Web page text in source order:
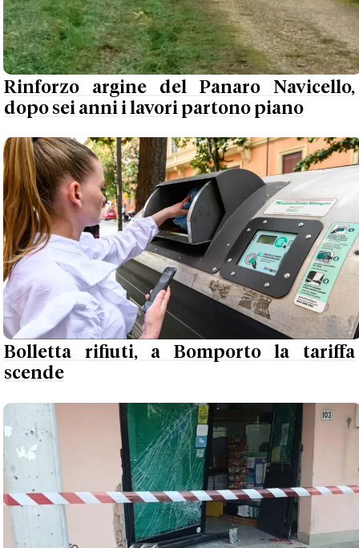
Rinforzo argine del Panaro Navicello,
dopo sei anni i lavori partono piano
Bolletta rifiuti, a Bomporto la tariffa
scende